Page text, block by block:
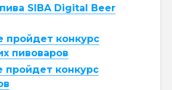
SIBA Digital Beer
пройдет конкурс
пивоваров
пройдет конкурс